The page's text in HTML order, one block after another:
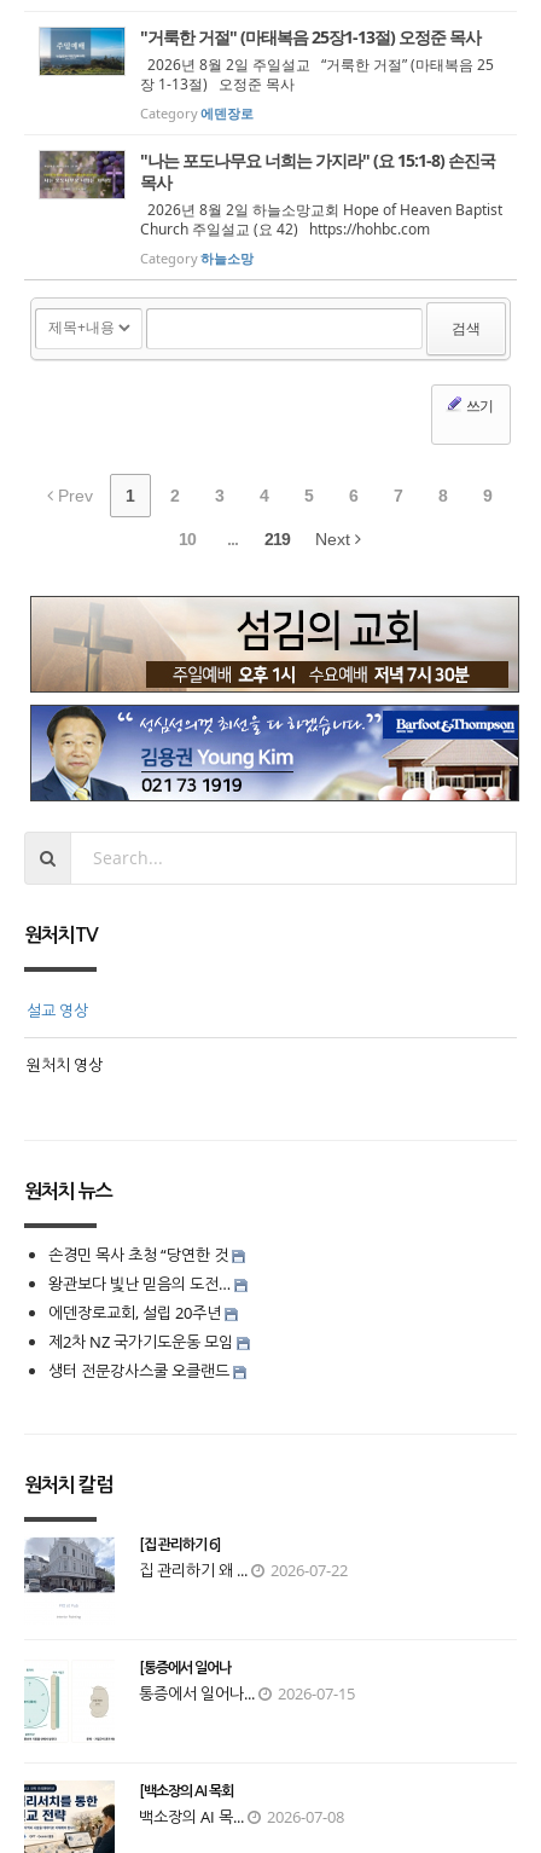
"거룩한 거절" (마태복음 25장1-13절) 오정준 목사
2026년 8월 2일 주일설교 “거룩한 거절” (마태복음 25
장 1-13절) 오정준 목사
Category에덴장로
"나는 포도나무요 너희는 가지라" (요 15:1-8) 손진국
목사
2026년 8월 2일 하늘소망교회 Hope of Heaven Baptist
Church 주일설교 (요 42) https://hohbc.com
Category하늘소망
검색
쓰기
Prev 1 2 3 4 5 6 7 8 9
10 ... 219 Next
원처치TV
설교 영상
원처치 영상
원처치 뉴스
손경민 목사 초청 “당연한 것
왕관보다 빛난 믿음의 도전…
에덴장로교회, 설립 20주년
제2차 NZ 국가기도운동 모임
생터 전문강사스쿨 오클랜드
원처치 칼럼
[집 관리하기 6]
집 관리하기 왜 ... 2026-07-22
[통증에서 일어나
통증에서 일어나... 2026-07-15
[백소장의 AI 목회
백소장의 AI 목... 2026-07-08